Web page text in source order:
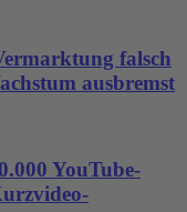
falsch
ausbremst
YouTube-